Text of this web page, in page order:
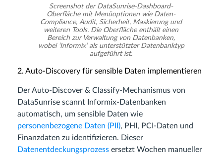
Screenshot der DataSunrise-Dashboard-
Oberfläche mit Menüoptionen wie Daten-
Compliance, Audit, Sicherheit, Maskierung und
weiteren Tools. Die Oberfläche enthält einen
Bereich zur Verwaltung von Datenbanken,
wobei ‘Informix’ als unterstützter Datenbanktyp
aufgeführt ist.
2. Auto-Discovery für sensible Daten implementieren
Der Auto-Discover & Classify-Mechanismus von
DataSunrise scannt Informix-Datenbanken
automatisch, um sensible Daten wie
personenbezogene Daten (PII), PHI, PCI-Daten und
Finanzdaten zu identifizieren. Dieser
Datenentdeckungsprozess ersetzt Wochen manueller